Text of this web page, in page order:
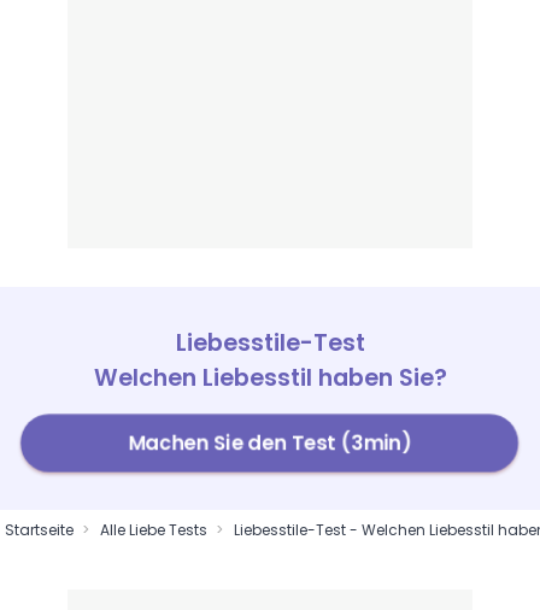
Liebesstile-Test
Welchen Liebesstil haben Sie?
Machen Sie den Test (3min)
Startseite Alle Liebe Tests Liebesstile-Test - Welchen Liebesstil